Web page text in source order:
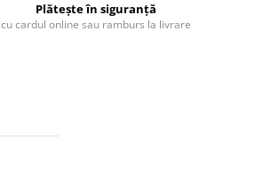
Plătește în siguranță
cu cardul online sau ramburs la livrare